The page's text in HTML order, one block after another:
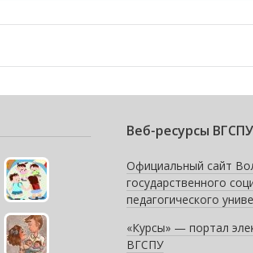
Веб-ресурсы ВГСПУ
Официальный сайт
государственного
педагогического
«Курсы» — портал
ВГСПУ